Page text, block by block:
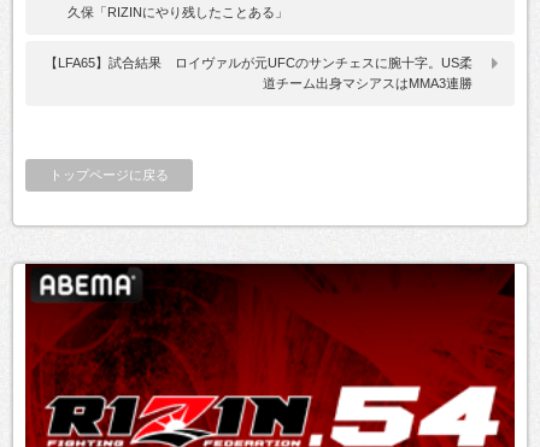
久保「RIZINにやり残したことある」
【LFA65】試合結果 ロイヴァルが元UFCのサンチェスに腕十字。US柔
道チーム出身マシアスはMMA3連勝
トップページに戻る